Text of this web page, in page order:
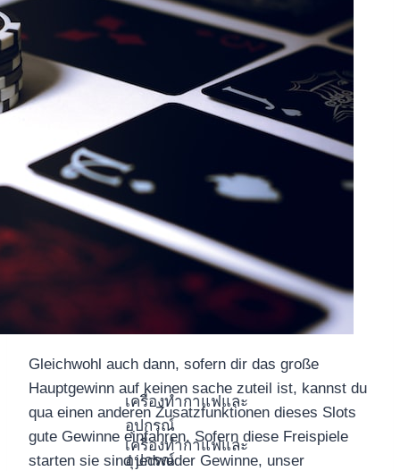
เครื่องทำกาแฟและ
อุปกรณ์
เครื่องทำกาแฟและ
อุปกรณ์
Gleichwohl auch dann, sofern dir das große
Hauptgewinn auf keinen sache zuteil ist, kannst du
qua einen anderen Zusatzfunktionen dieses Slots
gute Gewinne einfahren. Sofern diese Freispiele
starten sie sind jedweder Gewinne, unser